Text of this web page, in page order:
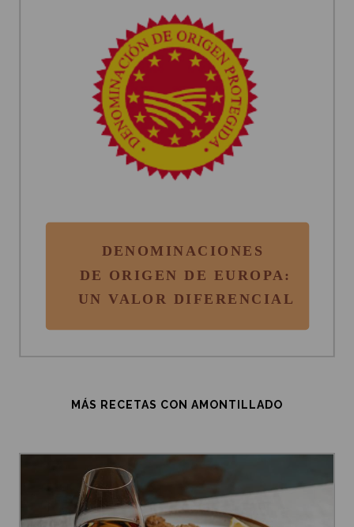
MÁS RECETAS CON AMONTILLADO